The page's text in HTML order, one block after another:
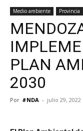
Medio ambiente Provincia
PLAN
2030
Por #NDA - julio 29, 2022